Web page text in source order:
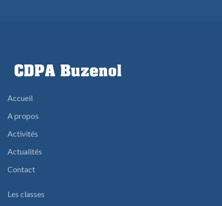
Accueil
A propos
Activités
Actualités
Contact
Les classes